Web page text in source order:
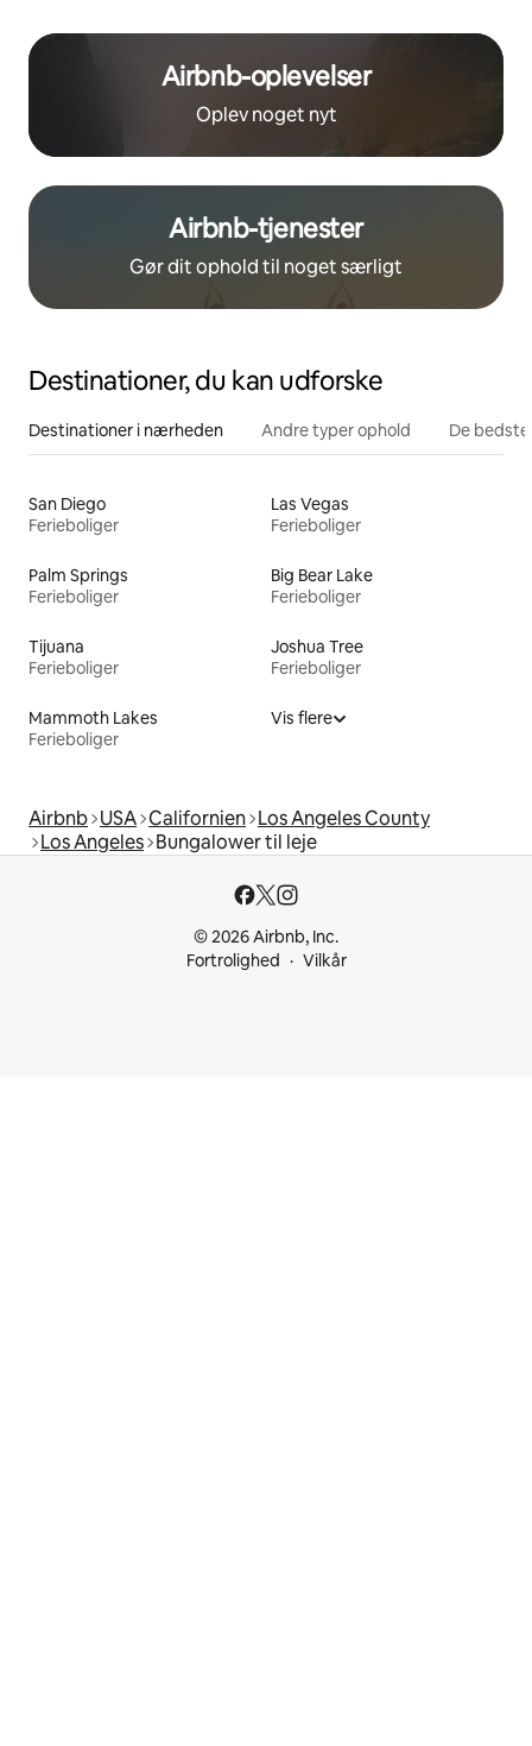
Airbnb-oplevelser
Oplev noget nyt
Airbnb-tjenester
Gør dit ophold til noget særligt
Destinationer, du kan udforske
Destinationer i nærheden Andre typer ophold De
San Diego
Ferieboliger
Las Vegas
Ferieboliger
Palm Springs
Ferieboliger
Big Bear Lake
Ferieboliger
Tijuana
Ferieboliger
Joshua Tree
Ferieboliger
Mammoth Lakes
Ferieboliger
Vis flere
Airbnb USA Californien Los Angeles County
Los Angeles Bungalower til leje
© 2026 Airbnb, Inc.
Fortrolighed
Vilkår